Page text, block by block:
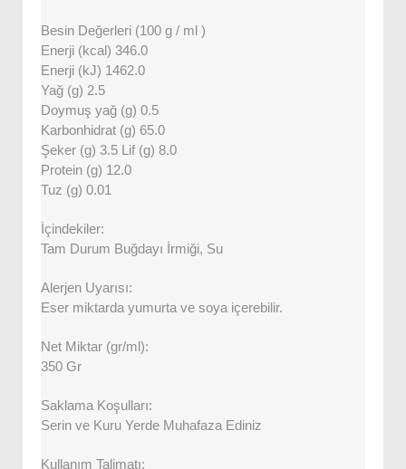
Besin Değerleri (100 g / ml )
Enerji (kcal) 346.0
Enerji (kJ) 1462.0
Yağ (g) 2.5
Doymuş yağ (g) 0.5
Karbonhidrat (g) 65.0
Şeker (g) 3.5 Lif (g) 8.0
Protein (g) 12.0
Tuz (g) 0.01
İçindekiler:
Tam Durum Buğdayı İrmiği, Su
Alerjen Uyarısı:
Eser miktarda yumurta ve soya içerebilir.
Net Miktar (gr/ml):
350 Gr
Saklama Koşulları:
Serin ve Kuru Yerde Muhafaza Ediniz
Kullanım Talimatı: